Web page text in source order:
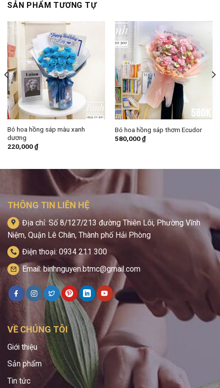
SẢN PHẨM TƯƠNG TỰ
Bó hoa hồng sáp màu xanh
dương
220,000₫
Bó hoa hồng sáp thơm Ecudor
580,000₫
THÔNG TIN LIÊN HỆ
Địa chỉ: Số 8/127/213 đường Thiên Lôi, Phường Vĩnh
Niệm, Quận Lê Chân, Thành phố Hải Phòng
Điện thoại: 0934 211 300
Email: binhnguyen.btmc@gmail.com
VỀ CHÚNG TÔI
Giới thiệu
Sản phẩm
Tin tức